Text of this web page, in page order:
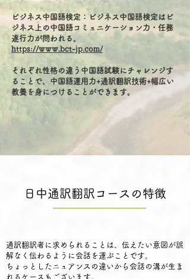
ビジネス中国語検定：ビジネス中国語検定はビ
ジネス上の中国語コミュニケーション力・任務
遂行力が問われる。
https://www.bct-jp.com/
それぞれ性格の違う中国語試験にチャレンジす
ることで、中国語運用力+通訳翻訳技術+幅広い
教養を身につけることができます。
日中通訳翻訳コースの特徴
通訳翻訳者に求められることは、伝えたい意図が誤
解なく伝わるように会話を運ぶことです。
ちょっとしたニュアンスの違いから会話の溝が生ま
れるケースもございます。